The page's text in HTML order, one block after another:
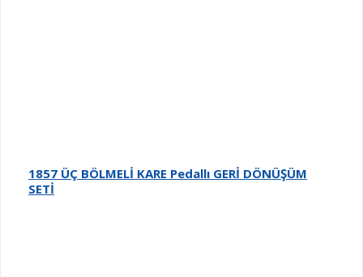
1857 ÜÇ BÖLMELİ KARE Pedallı GERİ DÖNÜŞÜM
SETİ